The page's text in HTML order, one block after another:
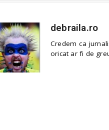
debraila.ro
Credem ca
oricat ar fi de